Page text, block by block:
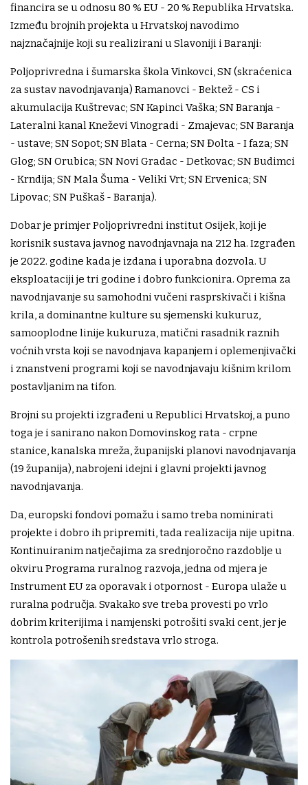
financira se u odnosu 80 % EU - 20 % Republika Hrvatska.
Između brojnih projekta u Hrvatskoj navodimo
najznačajnije koji su realizirani u Slavoniji i Baranji:
Poljoprivredna i šumarska škola Vinkovci, SN (skraćenica
za sustav navodnjavanja) Ramanovci - Bektež - CS i
akumulacija Kuštrevac; SN Kapinci Vaška; SN Baranja -
Lateralni kanal Kneževi Vinogradi - Zmajevac; SN Baranja
- ustave; SN Sopot; SN Blata - Cerna; SN Đolta - I faza; SN
Glog; SN Orubica; SN Novi Gradac - Detkovac; SN Budimci
- Krndija; SN Mala Šuma - Veliki Vrt; SN Ervenica; SN
Lipovac; SN Puškaš - Baranja).
Dobar je primjer Poljoprivredni institut Osijek, koji je
korisnik sustava javnog navodnjavnaja na 212 ha. Izgrađen
je 2022. godine kada je izdana i uporabna dozvola. U
eksploataciji je tri godine i dobro funkcionira. Oprema za
navodnjavanje su samohodni vučeni rasprskivači i kišna
krila, a dominantne kulture su sjemenski kukuruz,
samooplodne linije kukuruza, matični rasadnik raznih
voćnih vrsta koji se navodnjava kapanjem i oplemenjivački
i znanstveni programi koji se navodnjavaju kišnim krilom
postavljanim na tifon.
Brojni su projekti izgrađeni u Republici Hrvatskoj, a puno
toga je i sanirano nakon Domovinskog rata - crpne
stanice, kanalska mreža, županijski planovi navodnjavanja
(19 županija), nabrojeni idejni i glavni projekti javnog
navodnjavanja.
Da, europski fondovi pomažu i samo treba nominirati
projekte i dobro ih pripremiti, tada realizacija nije upitna.
Kontinuiranim natječajima za srednjoročno razdoblje u
okviru Programa ruralnog razvoja, jedna od mjera je
Instrument EU za oporavak i otpornost - Europa ulaže u
ruralna područja. Svakako sve treba provesti po vrlo
dobrim kriterijima i namjenski potrošiti svaki cent, jer je
kontrola potrošenih sredstava vrlo stroga.